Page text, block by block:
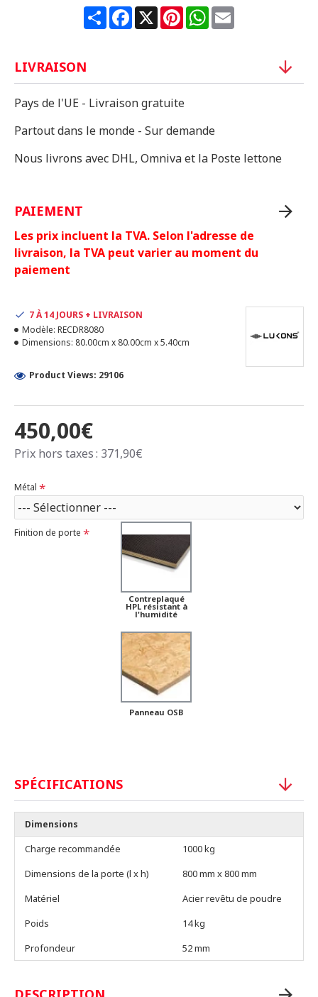
ShareFacebook
X PinterestWhatsApp
Email
LIVRAISON
Pays de l'UE - Livraison gratuite
Partout dans le monde - Sur demande
Nous livrons avec DHL, Omniva et la Poste lettone
PAIEMENT
Les prix incluent la TVA. Selon l'adresse de
livraison, la TVA peut varier au moment du
paiement
450,00€
Prix hors taxes : 371,90€
7 À 14 JOURS + LIVRAISON
Modèle: RECDR8080
Dimensions: 80.00cm x 80.00cm x 5.40cm
Product Views: 29106
Métal
Finition de porte
Contreplaqué
HPL résistant à
l'humidité
Panneau OSB
SPÉCIFICATIONS
Dimensions
Charge recommandée
1000 kg
Dimensions de la porte (l x h)
800 mm x 800 mm
Matériel
Acier revêtu de poudre
Poids
14 kg
Profondeur
52 mm